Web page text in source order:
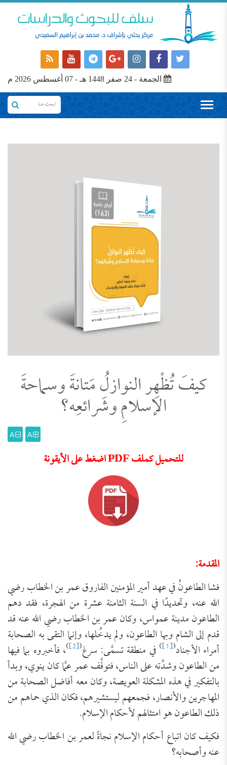
الجمعة - 24 صفر 1448 هـ - 07 أغسطس 2026 م
كيفَ تُظْهِر النوازلُ مَتانةَ وسماحةَ
الإسلامِ وشَرائعِه؟
A
A
للتحميل كملف PDF اضغط على الأيقونة
المقدمة:
فشا الطاعونُ في عهد أمير المؤمنين الفاروق عمر بن الخطاب رضي
الله عنه، وتحديدًا في السنة الثامنة عشرة من الهجرة، فقد دهم
الطاعون مدينة عمواس، وكان عمر بن الخطاب رضي الله عنه قد
قدم إلى الشام وبها الطاعون، ولم يدخُلها، وإنما التقى به الصحابة
أمراء الأجناد(
[1]
) في منطقة تسمَّى: سرغ(
[2]
)، فأخبروه بما فيها
من الطاعون وشدَّته على الناس، فتوقَّف عمر عمَّا كان ينوي، وبدأ
بالتفكير في هذه المشكلة العويصة، وكان معه أفاضل الصحابة من
المهاجرين والأنصار، فجمعهم ليستشيرهم، فكان الذي حماهم من
ذلك الطاعون هو امتثالهم لأحكام الإسلام.
فكيف كان اتباع أحكام الإسلام نجاةً لعمر بن الخطاب رضي الله
عنه وأصحابه؟